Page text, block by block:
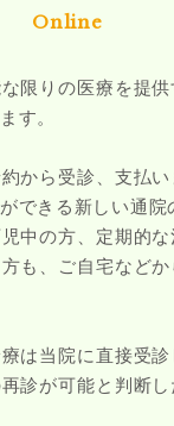
Online
限りの医療を提
す。
から受診、支払
できる新しい通院
中の方、定期的
も、ご自宅などか
は当院に直接受診
診が可能と判断